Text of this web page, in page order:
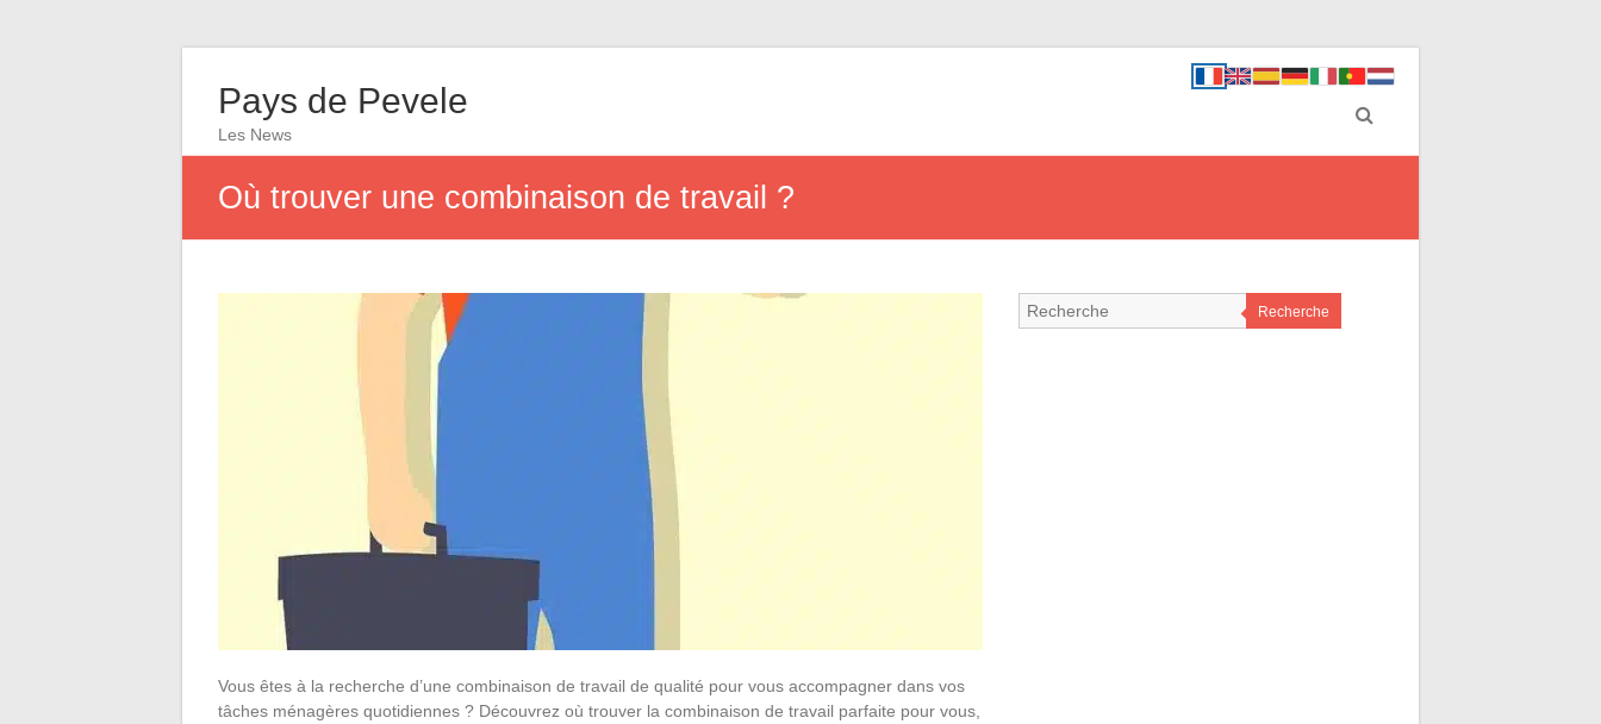
Pays de Pevele
Les News
Où trouver une combinaison de travail ?
Vous êtes à la recherche d’une combinaison de travail de qualité pour vous accompagner dans vos
tâches ménagères quotidiennes ? Découvrez où trouver la combinaison de travail parfaite pour vous,
Recherche